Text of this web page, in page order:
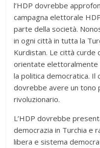
l’HDP dovrebbe
campagna elettorale
parte della società.
in ogni città in tutta la
Kurdistan. Le città
orientate elettoralmente
la politica democratica. Il
dovrebbe avere un tono
rivoluzionario.
L’HDP dovrebbe
democrazia in Turchia e
libera e sistema